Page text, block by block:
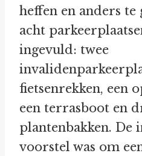
heffen en anders te
acht
ingevuld: twee
fietsenrekken, een
een terrasboot en
plantenbakken. De
voorstel was om